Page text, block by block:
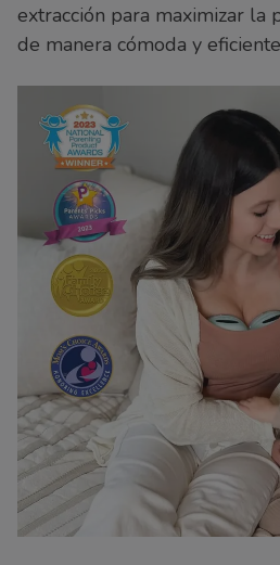
extracción para maximizar la
de manera cómoda y